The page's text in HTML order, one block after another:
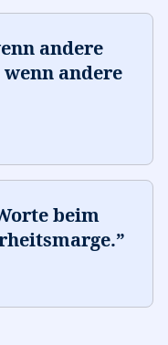
andere
andere
beim
”